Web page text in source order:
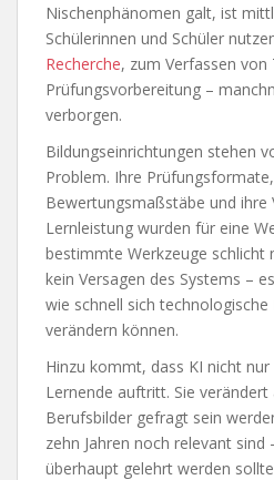
Nischenphänomen galt, ist
Schülerinnen und Schüler
Recherche, zum Verfassen von
Prüfungsvorbereitung –
verborgen.
Bildungseinrichtungen stehen
Problem. Ihre
Bewertungsmaßstäbe und ihre
Lernleistung wurden für eine
bestimmte Werkzeuge schlicht
kein Versagen des Systems –
wie schnell sich technologische
verändern können.
Hinzu kommt, dass KI nicht
Lernende auftritt. Sie verändert
Berufsbilder gefragt sein
zehn Jahren noch relevant sind
überhaupt gelehrt werden